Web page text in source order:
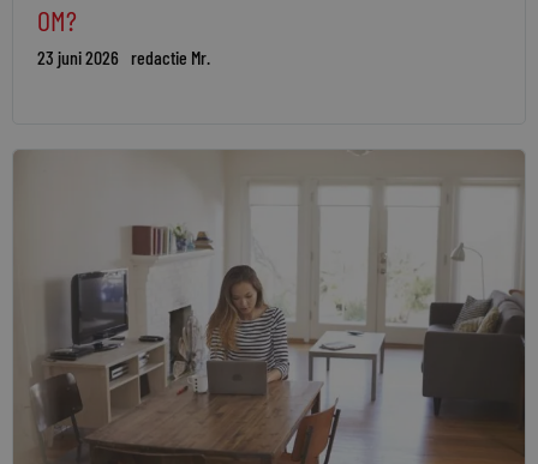
OM?
23 juni 2026 redactie Mr.